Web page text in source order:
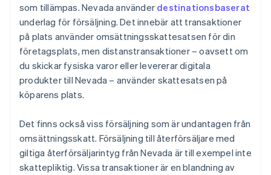
som tillämpas. Nevada använder destinationsbaserat
underlag för försäljning. Det innebär att transaktioner
på plats använder omsättningsskattesatsen för din
företagsplats, men distanstransaktioner – oavsett om
du skickar fysiska varor eller levererar digitala
produkter till Nevada – använder skattesatsen på
köparens plats.
Det finns också viss försäljning som är undantagen från
omsättningsskatt. Försäljning till återförsäljare med
giltiga återförsäljarintyg från Nevada är till exempel inte
skattepliktig. Vissa transaktioner är en blandning av